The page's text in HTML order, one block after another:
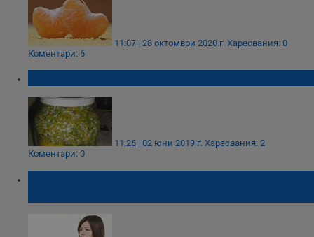
11:07 | 28 октомври 2020 г. Харесвания: 0
Коментари: 6
11:26 | 02 юни 2019 г. Харесвания: 2
Коментари: 0